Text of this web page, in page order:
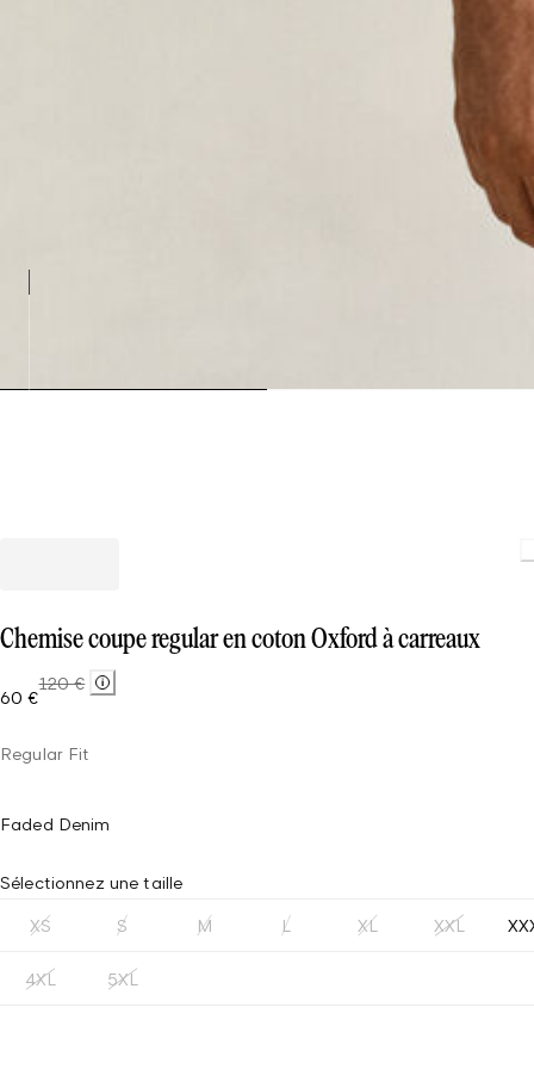
Chemise coupe regular en coton Oxford à carreaux
60 €
120 €
Regular Fit
Faded Denim
Sélectionnez une taille
XS S M L XL XXL
4XL 5XL